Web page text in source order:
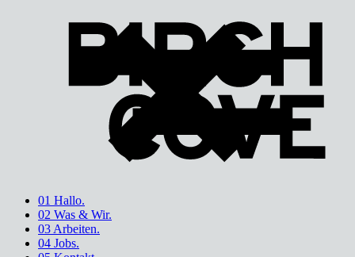
01 Hallo.
02 Was & Wir.
03 Arbeiten.
04 Jobs.